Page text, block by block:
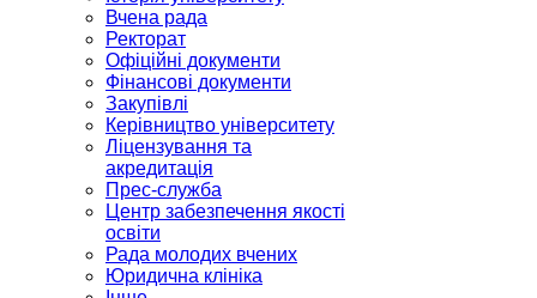
Вчена рада
Ректорат
Офіційні документи
Фінансові документи
Закупівлі
Керівництво університету
Ліцензування та
акредитація
Прес-служба
Центр забезпечення якості
освіти
Рада молодих вчених
Юридична клініка